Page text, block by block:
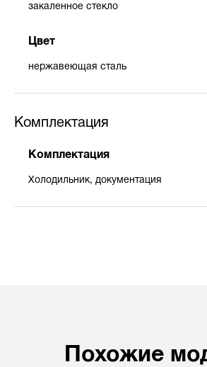
закаленное стекло
Цвет
нержавеющая сталь
Комплектация
Комплектация
Холодильник, документация
Похожие